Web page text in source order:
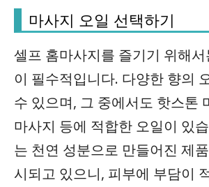
마사지 오일 선택하기
셀프 홈마사지를 즐기기 위해
이 필수적입니다. 다양한 향의
수 있으며, 그 중에서도 핫스톤
마사지 등에 적합한 오일이 있
는 천연 성분으로 만들어진 제
시되고 있으니, 피부에 부담이